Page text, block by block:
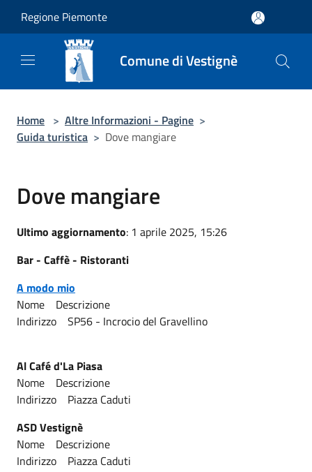
Regione Piemonte
Comune di Vestignè
Home > Altre Informazioni - Pagine >
Guida turistica > Dove mangiare
Dove mangiare
Ultimo aggiornamento: 1 aprile 2025, 15:26
Bar - Caffè - Ristoranti
A modo mio
Nome Descrizione
Indirizzo SP56 - Incrocio del Gravellino
Al Café d'La Piasa
Nome Descrizione
Indirizzo Piazza Caduti
ASD Vestignè
Nome Descrizione
Indirizzo Piazza Caduti